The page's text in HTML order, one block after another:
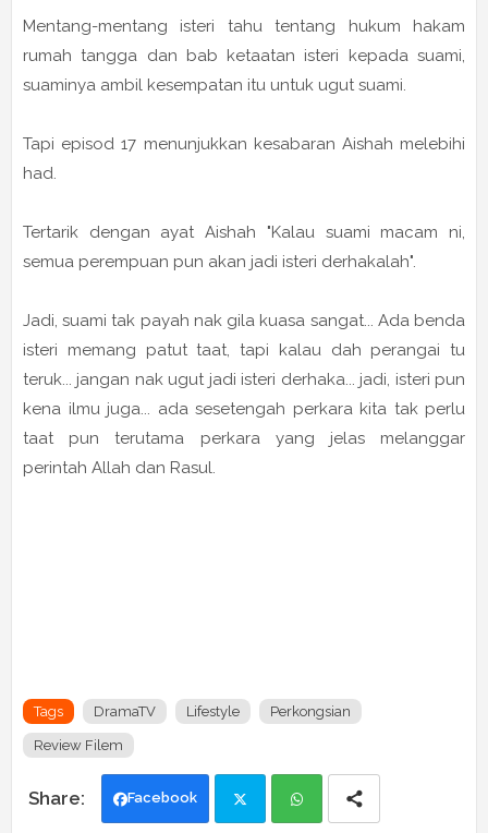
Mentang-mentang isteri tahu tentang hukum hakam
rumah tangga dan bab ketaatan isteri kepada suami,
suaminya ambil kesempatan itu untuk ugut suami.
Tapi episod 17 menunjukkan kesabaran Aishah melebihi
had.
Tertarik dengan ayat Aishah "Kalau suami macam ni,
semua perempuan pun akan jadi isteri derhakalah".
Jadi, suami tak payah nak gila kuasa sangat... Ada benda
isteri memang patut taat, tapi kalau dah perangai tu
teruk... jangan nak ugut jadi isteri derhaka... jadi, isteri pun
kena ilmu juga... ada sesetengah perkara kita tak perlu
taat pun terutama perkara yang jelas melanggar
perintah Allah dan Rasul.
Tags DramaTV Lifestyle Perkongsian
Review Filem
Facebook